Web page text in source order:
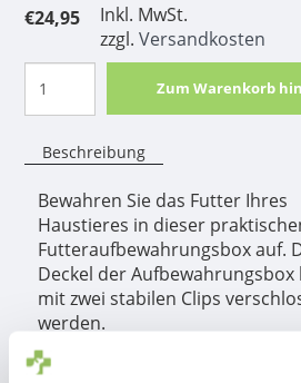
€24,95
Inkl. MwSt.
zzgl. Versandkosten
Zum Warenkorb
Beschreibung
Bewahren Sie das Futter Ihres
Haustieres in dieser
Futteraufbewahrungsbox auf.
Deckel der Aufbewahrungsbox
mit zwei stabilen Clips
werden.